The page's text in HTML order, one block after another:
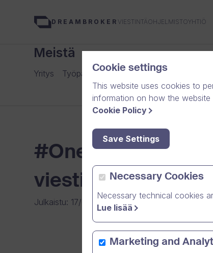
DREAMBROKERVIESTINTÄOHJELMISTOYHTIÖ
Meistä
Yritys Työpaikat Tiimi Media Uutisarkisto
#One + eID:
viestintää
Julkaistu: 17/03/2026 | Yleinen
Cookie settings
This website uses cookies to
information on how the
Cookie Policy
Save Settings
Necessary Cookies
Necessary technical cookies
Lue lisää
Marketing and